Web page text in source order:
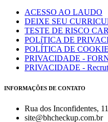
ACESSO AO LAUDO
DEIXE SEU
TESTE DE RISCO
POLíTICA DE
POLÍTICA DE
PRIVACIDADE -
PRIVACIDADE -
INFORMAÇÕES DE CONTATO
Rua dos Inconfidentes,
site@bhcheckup.com.br